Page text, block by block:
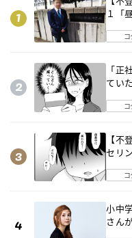
１「
「正
てい
【不
セリ
小中
さん